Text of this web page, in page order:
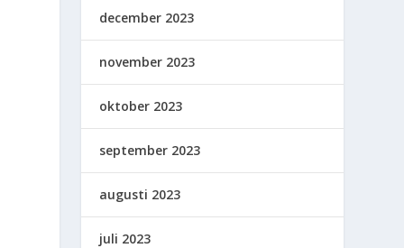
december 2023
november 2023
oktober 2023
september 2023
augusti 2023
juli 2023